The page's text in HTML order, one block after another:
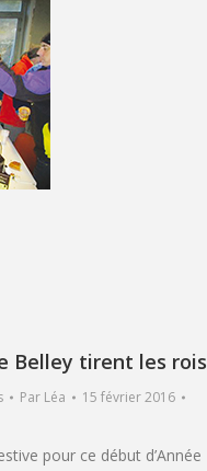
Belley tirent les rois
Par Léa
15 février 2016
pour ce début d’Année